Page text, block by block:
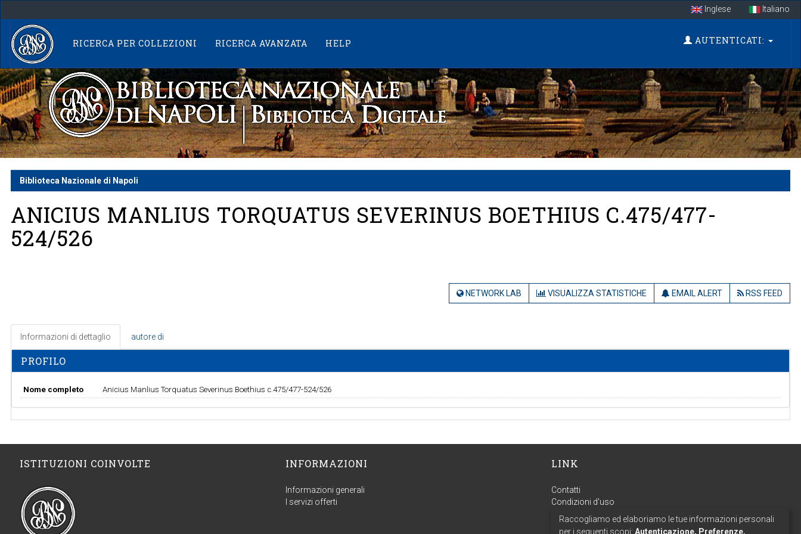
navigation
Inglese Italiano
RICERCA PER COLLEZIONI RICERCA AVANZATA HELP AUTENTICATI:
Biblioteca Nazionale di Napoli
ANICIUS MANLIUS TORQUATUS SEVERINUS BOETHIUS C.475/477-
524/526
NETWORK LAB VISUALIZZA STATISTICHE EMAIL ALERT RSS FEED
Informazioni di dettaglio autore di
PROFILO
Nome completo Anicius Manlius Torquatus Severinus Boethius c.475/477-524/526
ISTITUZIONI COINVOLTE INFORMAZIONI
Informazioni generali
I servizi offerti
LINK
Contatti
Condizioni d'uso
Privacy
Raccogliamo ed elaboriamo le tue informazioni personali
per i seguenti scopi: Autenticazione, Preferenze,